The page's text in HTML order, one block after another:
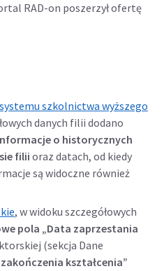
RAD-on poszerzył ofertę
szkolnictwa wyższego
danych filii dodano
o historycznych
filii oraz datach, od kiedy
są widoczne również
, w widoku szczegółowych
pola „Data zaprzestania
(sekcja Dane
kształcenia”